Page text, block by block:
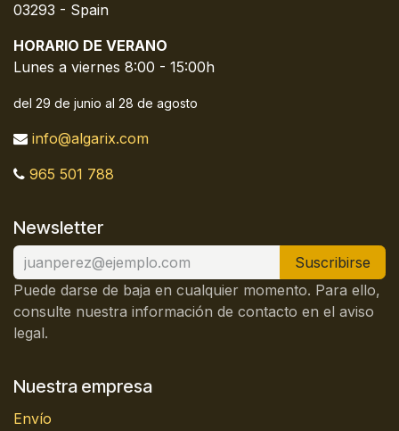
03293 - Spain
HORARIO DE VERANO
Lunes a viernes 8:00 - 15:00h
del 29 de junio al 28 de agosto
info@algarix.com
965 501 788
Newsletter
Suscribirse
Puede darse de baja en cualquier momento. Para ello,
consulte nuestra información de contacto en el aviso
legal.
Nuestra empresa
Envío